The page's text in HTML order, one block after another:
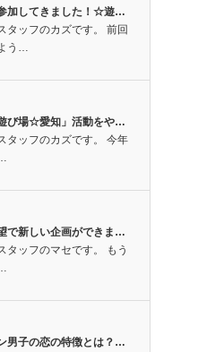
加してきました！☆遊…
タッフのカズです。 前回
う…
び場☆愛知」活動をや…
タッフのカズです。 今年
で新しい企画ができま…
タッフのマセです。 もう
男子の恋の特徴とは？…